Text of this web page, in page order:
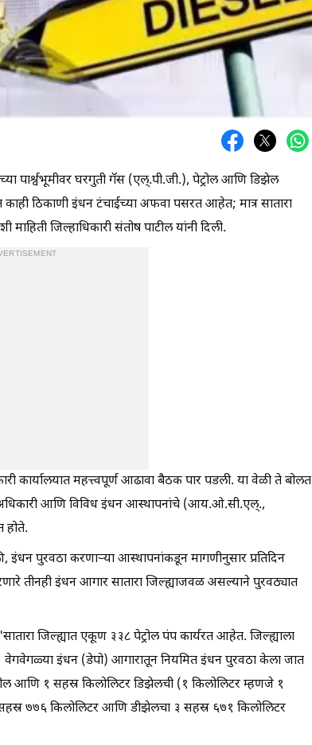
पार्श्वभूमीवर घरगुती गॅस (एल्.पी.जी.), पेट्रोल आणि डिझेल
ठिकाणी इंधन टंचाईच्या अफवा पसरत आहेत; मात्र सातारा
जिल्हाधिकारी संतोष पाटील यांनी दिली.
कार्यालयात महत्त्वपूर्ण आढावा बैठक पार पडली. या वेळी ते बोलत
अधिकारी आणि विविध इंधन आस्थापनांचे (आय.ओ.सी.एल्.,
होते.
इंधन पुरवठा करणार्‍या आस्थापनांकडून मागणीनुसार प्रतिदिन
तीनही इंधन आगार सातारा जिल्ह्याजवळ असल्याने पुरवठ्यात
जिल्ह्यात एकूण ३३८ पेट्रोल पंप कार्यरत आहेत. जिल्ह्याला
इंधन (डेपो) आगारातून नियमित इंधन पुरवठा केला जात
आणि १ सहस्र किलोलिटर डिझेलची (१ किलोलिटर म्हणजे १
सहस्र ७७६ किलोलिटर आणि डीझेलचा ३ सहस्र ६७१ किलोलिटर